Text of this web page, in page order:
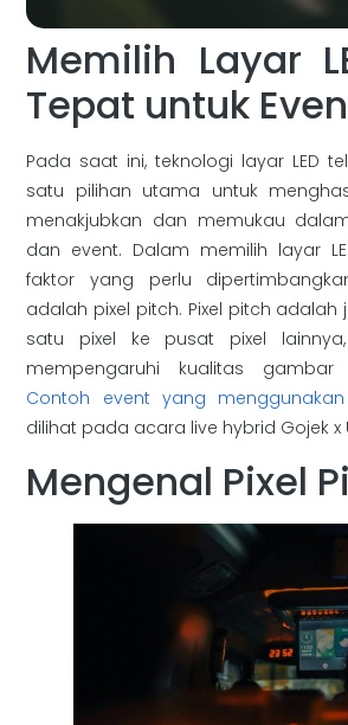
Memilih Layar
Tepat untuk
Pada saat ini, teknologi layar LED
satu pilihan utama untuk
menakjubkan dan memukau
dan event. Dalam memilih layar
faktor yang perlu
adalah pixel pitch. Pixel pitch
satu pixel ke pusat pixel
mempengaruhi kualitas gambar
Contoh event yang menggunakan
dilihat pada acara live hybrid Gojek x
Mengenal Pixel